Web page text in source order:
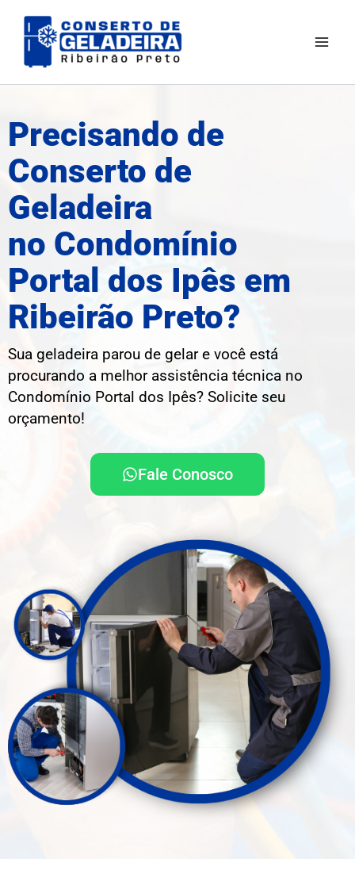
para
Precisando de
Conserto de
Geladeira
no Condomínio
Portal dos Ipês em
Ribeirão Preto?
Sua geladeira parou de gelar e você está
procurando a melhor assistência técnica no
Condomínio Portal dos Ipês? Solicite seu
orçamento!
Fale Conosco